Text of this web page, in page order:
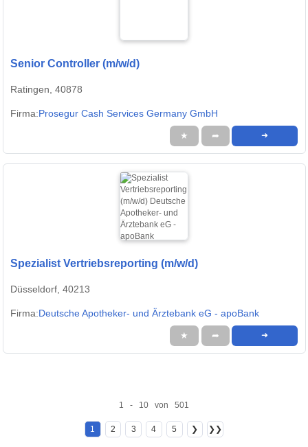
Senior Controller (m/w/d)
Ratingen, 40878
Firma:Prosegur Cash Services Germany GmbH
★ ➦ ➜
Spezialist Vertriebsreporting (m/w/d)
Düsseldorf, 40213
Firma:Deutsche Apotheker- und Ärztebank eG - apoBank
★ ➦ ➜
1 - 10 von 501
1 2 3 4 5 ❯ ❯❯